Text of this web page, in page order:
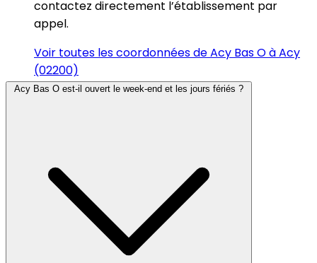
contactez directement l’établissement par
appel.
Voir toutes les coordonnées de Acy Bas O à Acy
(02200)
Acy Bas O est-il ouvert le week-end et les jours fériés ?